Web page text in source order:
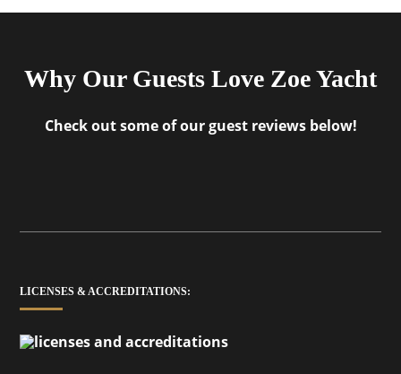
Why Our Guests Love Zoe Yacht
Check out some of our guest reviews below!
LICENSES & ACCREDITATIONS: